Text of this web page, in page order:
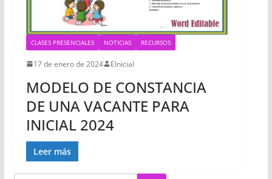
CLASES PRESENCIALES NOTICIAS RECURSOS
17 de enero de 2024 EInicial
MODELO DE CONSTANCIA
DE UNA VACANTE PARA
INICIAL 2024
Leer más